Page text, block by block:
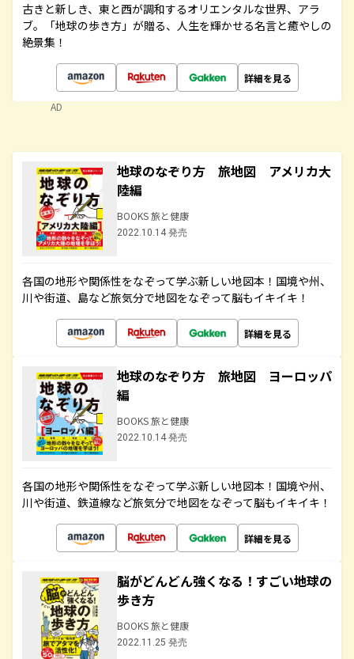
古きと新しき、東と西が調和するオリエンタルな世界、アラ
ブ。「地球の歩き方」が贈る、人生を輝かせる名言と癒やしの
絶景集！
詳細を見る
AD
地球のなぞり方 旅地図 アメリカ大
陸編
BOOKS 旅と健康
2022.10.14 発売
各国の地形や関係性をなぞって学ぶ新しい地図本！国境や州、
川や街道、島など旅気分で地図をなぞって脳もイキイキ！
詳細を見る
地球のなぞり方 旅地図 ヨーロッパ
編
BOOKS 旅と健康
2022.10.14 発売
各国の地形や関係性をなぞって学ぶ新しい地図本！国境や州、
川や街道、鉄道線など旅気分で地図をなぞって脳もイキイキ！
詳細を見る
脳がどんどん強くなる！すごい地球の
歩き方
BOOKS 旅と健康
2022.11.25 発売